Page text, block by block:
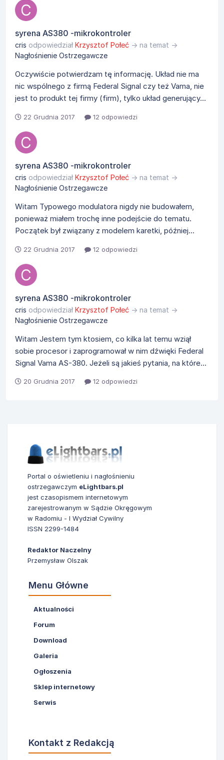
syrena AS380 -mikrokontroler
cris odpowiedział Krzysztof Połeć → na temat →
Nagłośnienie Ostrzegawcze
Oczywiście potwierdzam tę informację. Układ nie ma
nic wspólnego z firmą Federal Signal czy też Vama, nie
jest to produkt tej firmy (firm), tylko układ generujący...
22 Grudnia 2017 12 odpowiedzi
syrena AS380 -mikrokontroler
cris odpowiedział Krzysztof Połeć → na temat →
Nagłośnienie Ostrzegawcze
Witam Typowego modulatora nigdy nie budowałem,
ponieważ miałem trochę inne podejście do tematu.
Początek był związany z modelem karetki, później...
22 Grudnia 2017 12 odpowiedzi
syrena AS380 -mikrokontroler
cris odpowiedział Krzysztof Połeć → na temat →
Nagłośnienie Ostrzegawcze
Witam Jestem tym ktosiem, co kilka lat temu wziął
sobie procesor i zaprogramował w nim dźwięki Federal
Signal Vama AS-380. Jeżeli są jakieś pytania, na które...
20 Grudnia 2017 12 odpowiedzi
Portal o oświetleniu i nagłośnieniu
ostrzegawczym eLightbars.pl
jest czasopismem internetowym
zarejestrowanym w Sądzie Okręgowym
w Radomiu - I Wydział Cywilny
ISSN 2299-1484
Redaktor Naczelny
Przemysław Olszak
Menu Główne
Aktualności
Forum
Download
Galeria
Ogłoszenia
Sklep internetowy
Serwis
Kontakt z Redakcją